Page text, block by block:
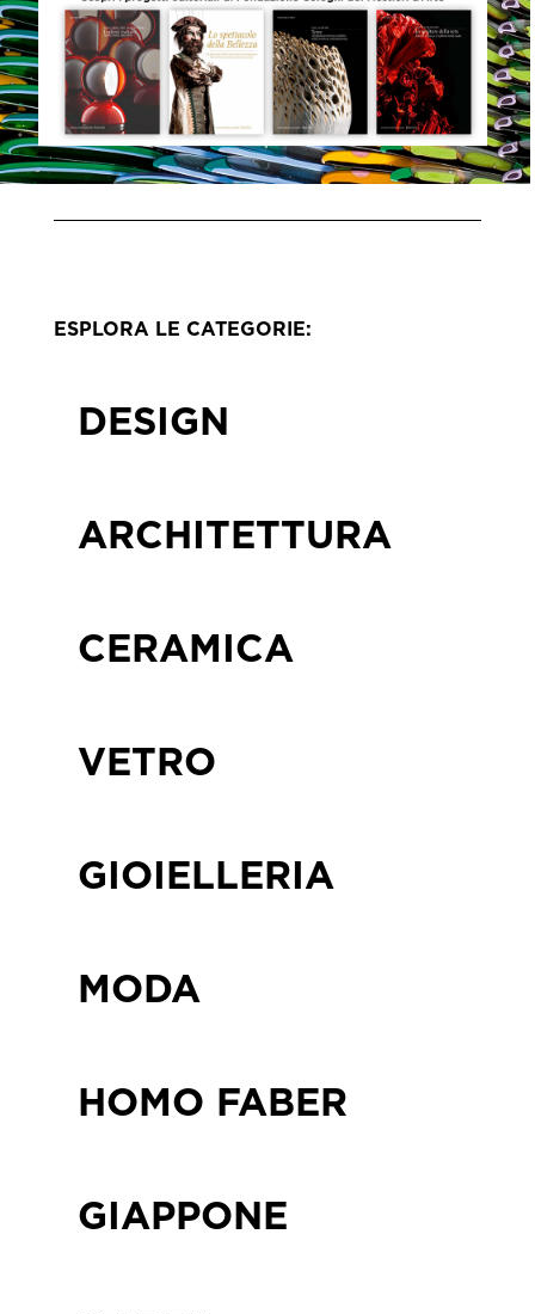
ESPLORA LE CATEGORIE:
DESIGN
ARCHITETTURA
CERAMICA
VETRO
GIOIELLERIA
MODA
HOMO FABER
GIAPPONE